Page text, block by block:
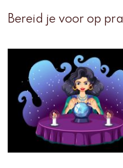
Bereid je voor op